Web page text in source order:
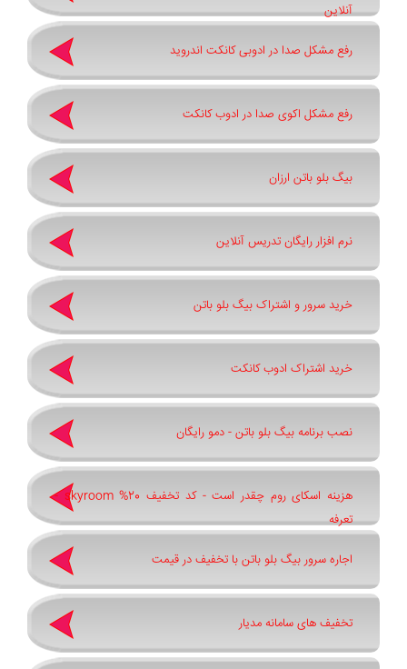
آنلاین
رفع مشکل صدا در ادوبی کانکت اندروید
رفع مشکل اکوی صدا در ادوب کانکت
بیگ بلو باتن ارزان
نرم افزار رایگان تدریس آنلاین
خرید سرور و اشتراک بیگ بلو باتن
خرید اشتراک ادوب کانکت
نصب برنامه بیگ بلو باتن - دمو رایگان
هزینه اسکای روم چقدر است - کد تخفیف 20% skyroom -
تعرفه
اجاره سرور بیگ بلو باتن با تخفیف در قیمت
تخفیف های سامانه مدیار